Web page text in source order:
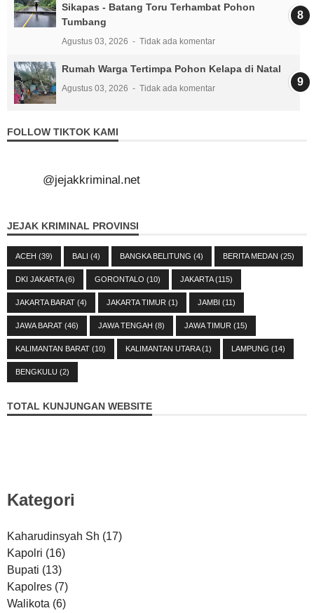
Sikapas - Batang Toru Terhambat Pohon
Tumbang
Agustus 03, 2026 Tidak ada komentar
Rumah Warga Tertimpa Pohon Kelapa di Natal
Agustus 03, 2026 Tidak ada komentar
FOLLOW TIKTOK KAMI
@jejakkriminal.net
JEJAK KRIMINAL PROVINSI
ACEH (39) BALI (4) BANGKA BELITUNG (4) BERITA MEDAN (25)
DKI JAKARTA(6) GORONTALO (10) JAKARTA(115)
JAKARTA BARAT (4) JAKARTA TIMUR (1) JAMBI (11)
JAWA BARAT (46) JAWA TENGAH (8) JAWA TIMUR (15)
KALIMANTAN BARAT (10) KALIMANTAN UTARA(1) LAMPUNG (14)
BENGKULU (2)
TOTAL KUNJUNGAN WEBSITE
Kategori
Kaharudinsyah Sh (17)
Kapolri (16)
Bupati (13)
Kapolres (7)
Walikota (6)